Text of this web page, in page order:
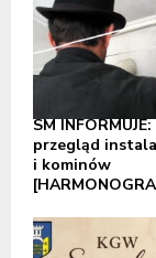
SM
przegląd
i kominów